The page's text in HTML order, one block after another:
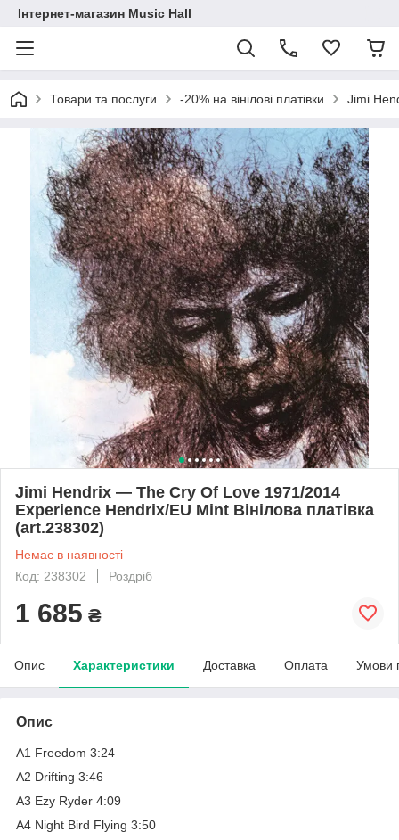
Інтернет-магазин Music Hall
Товари та послуги -20% на вінілові платівки Jimi
Jimi Hendrix — The Cry Of Love 1971/2014
Experience Hendrix/EU Mint Вінілова платівка
(art.238302)
Немає в наявності
Код: 238302
Роздріб
1 685 ₴
Опис Характеристики Доставка Оплата Умови
Опис
A1 Freedom 3:24
A2 Drifting 3:46
A3 Ezy Ryder 4:09
A4 Night Bird Flying 3:50